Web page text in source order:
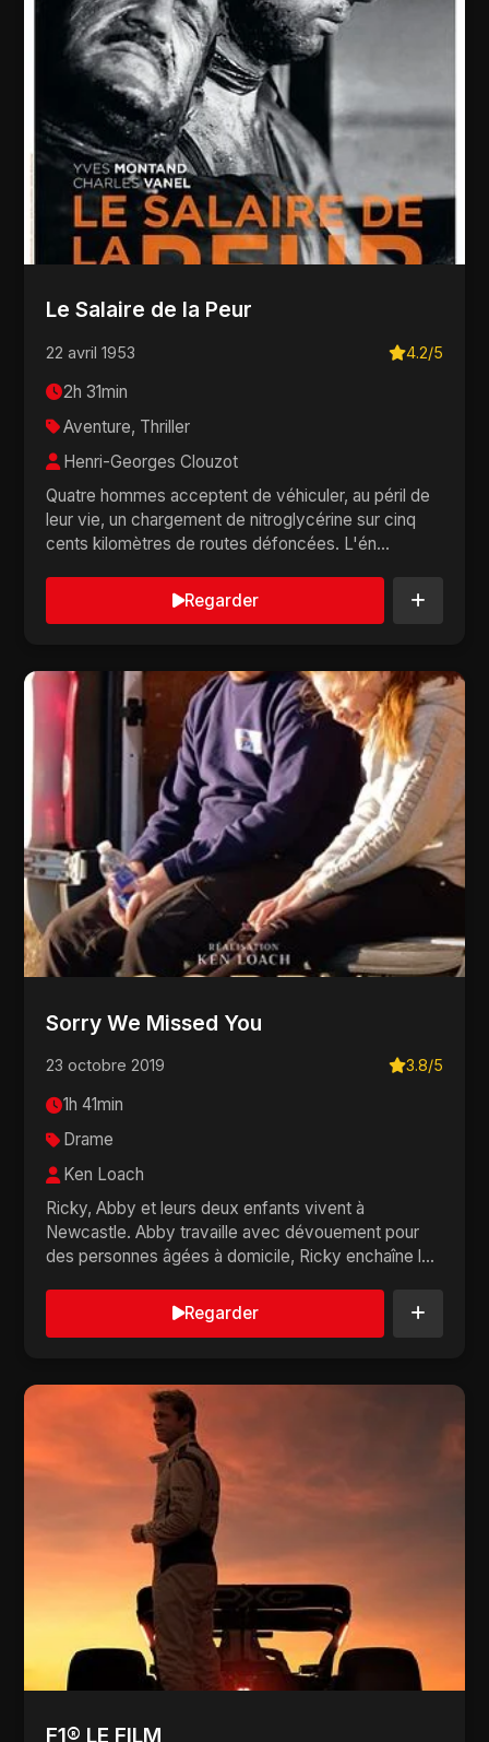
Le Salaire de la Peur
22 avril 1953 4.2/5
2h 31min
Aventure, Thriller
Henri-Georges Clouzot
Quatre hommes acceptent de véhiculer, au péril de
leur vie, un chargement de nitroglycérine sur cinq
cents kilomètres de routes défoncées. L'én...
Regarder
Sorry We Missed You
23 octobre 2019 3.8/5
1h 41min
Drame
Ken Loach
Ricky, Abby et leurs deux enfants vivent à
Newcastle. Abby travaille avec dévouement pour
des personnes âgées à domicile, Ricky enchaîne les
Regarder
F1® LE FILM